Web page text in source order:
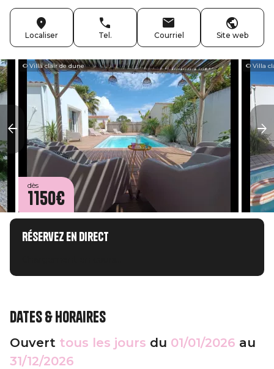
Localiser Tel. Courriel Site web
© Villa clair de dune © Villa
dès
1150€
Réservez en direct
Dates & horaires
Ouvert tous les jours du 01/01/2026 au
31/12/2026